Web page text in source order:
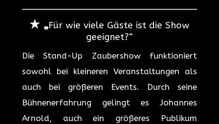
★ „Für wie viele Gäste ist die Show
geeignet?“
Die Stand-Up Zaubershow funktioniert
sowohl bei kleineren Veranstaltungen als
auch bei größeren Events. Durch seine
Bühnenerfahrung gelingt es Johannes
Arnold, auch ein größeres Publikum